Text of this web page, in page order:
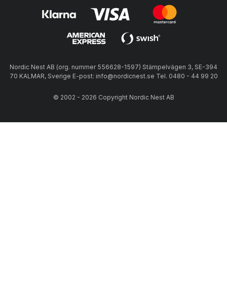
Nordic Nest AB (org. nummer 556628-1597) Stämpelvägen 3, SE-394
70 KALMAR, Sverige E-post: info@nordicnest.se Tel. 0480 - 44 99 20
© 2002 - 2026 Copyright Nordic Nest AB